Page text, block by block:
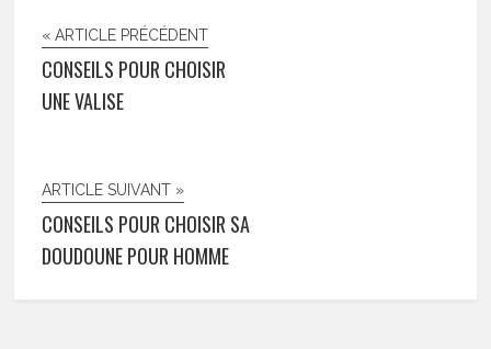
« ARTICLE PRÉCÉDENT
CONSEILS POUR CHOISIR
UNE VALISE
ARTICLE SUIVANT »
CONSEILS POUR CHOISIR SA
DOUDOUNE POUR HOMME